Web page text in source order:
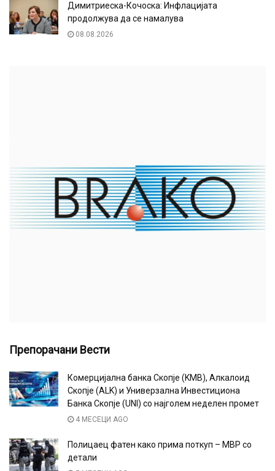
Димитриеска-Кочоска: Инфлацијата
продолжува да се намалува
08.08.2026
Препорачани Вести
Комерцијална банка Скопје (KMB), Алкалоид
Скопје (ALK) и Универзална Инвестициона
Банка Скопје (UNI) со најголем неделен промет
4 МЕСЕЦИ AGO
Полицаец фатен како прима поткуп – МВР со
детали